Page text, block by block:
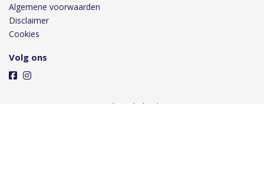
Algemene voorwaarden
Disclaimer
Cookies
Volg ons
Taal